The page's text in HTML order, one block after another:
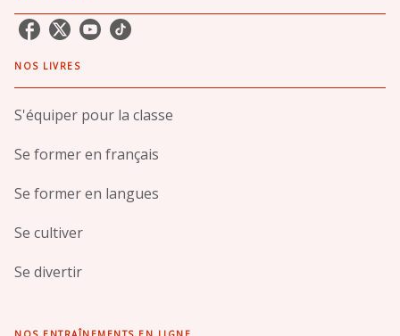
NOS LIVRES
S'équiper pour la classe
Se former en français
Se former en langues
Se cultiver
Se divertir